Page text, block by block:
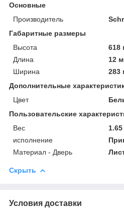
Основные
Производитель
Габаритные размеры
Высота
618
Длина
12
Ширина
283
Дополнительные
Цвет
Пользовательские
Вес
1.65
исполнение
Материал - Дверь
Скрыть
Условия доставки